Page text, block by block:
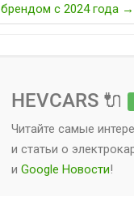
брендом c 2024 года →
HEVCARS 🔌
Читайте самые
и статьи о
и Google Новости!